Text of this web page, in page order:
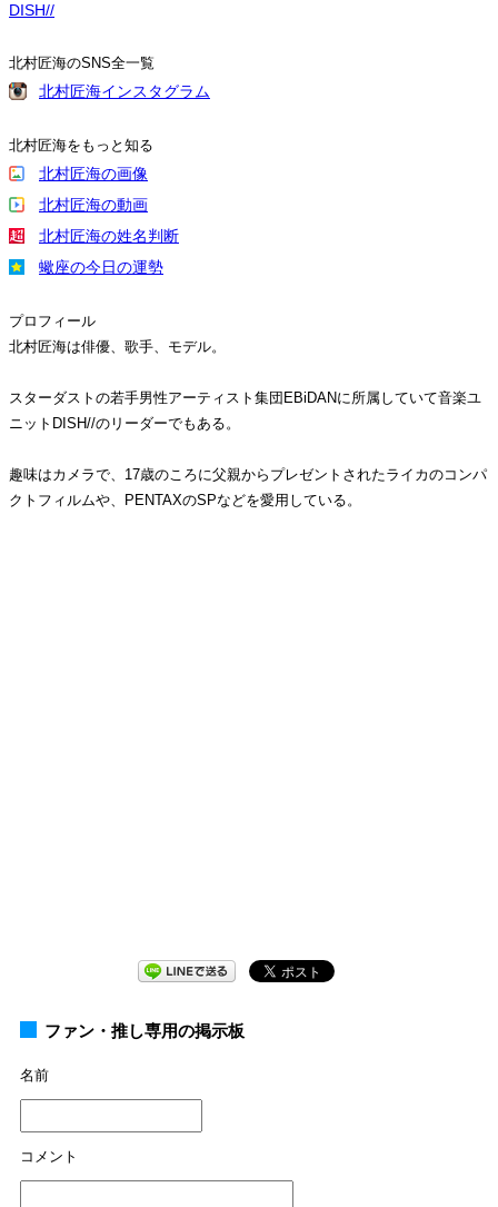
DISH//
北村匠海のSNS全一覧
北村匠海インスタグラム
北村匠海をもっと知る
北村匠海の画像
北村匠海の動画
北村匠海の姓名判断
蠍座の今日の運勢
プロフィール
北村匠海は俳優、歌手、モデル。
スターダストの若手男性アーティスト集団EBiDANに所属していて音楽ユ
ニットDISH//のリーダーでもある。
趣味はカメラで、17歳のころに父親からプレゼントされたライカのコンパ
クトフィルムや、PENTAXのSPなどを愛用している。
ファン・推し専用の掲示板
名前
コメント